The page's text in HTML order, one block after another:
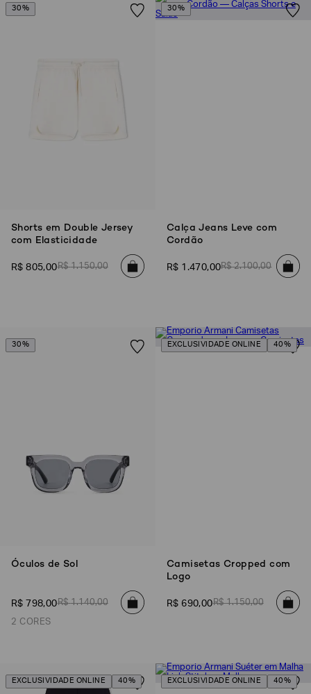
30%
Shorts em Double Jersey
com Elasticidade
R$ 805,00R$ 1.150,00
30%
Calça Jeans Leve com
Cordão
R$ 1 .470,00R$ 2.100,00
30%
Óculos de Sol
R$ 798,00R$ 1.140,00
2 CORES
EXCLUSIVIDADE ONLINE 40%
Camisetas Cropped com
Logo
R$ 690,00R$ 1.150,00
EXCLUSIVIDADE ONLINE 40% EXCLUSIVIDADE ONLINE 40%